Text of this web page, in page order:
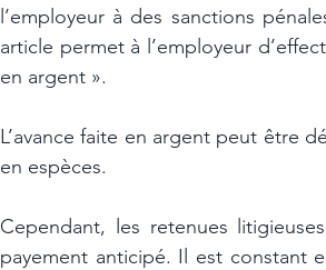
l’employeur à des sanctions
article permet à l’employeur
en argent ».
L’avance faite en argent peut être
en espèces.
Cependant, les retenues
payement anticipé. Il est constant